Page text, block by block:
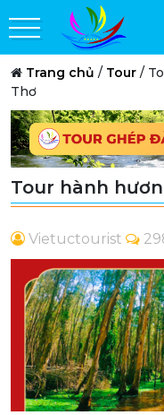
Trang chủ / Tour /
Thơ
Tour hành
Vietuctourist